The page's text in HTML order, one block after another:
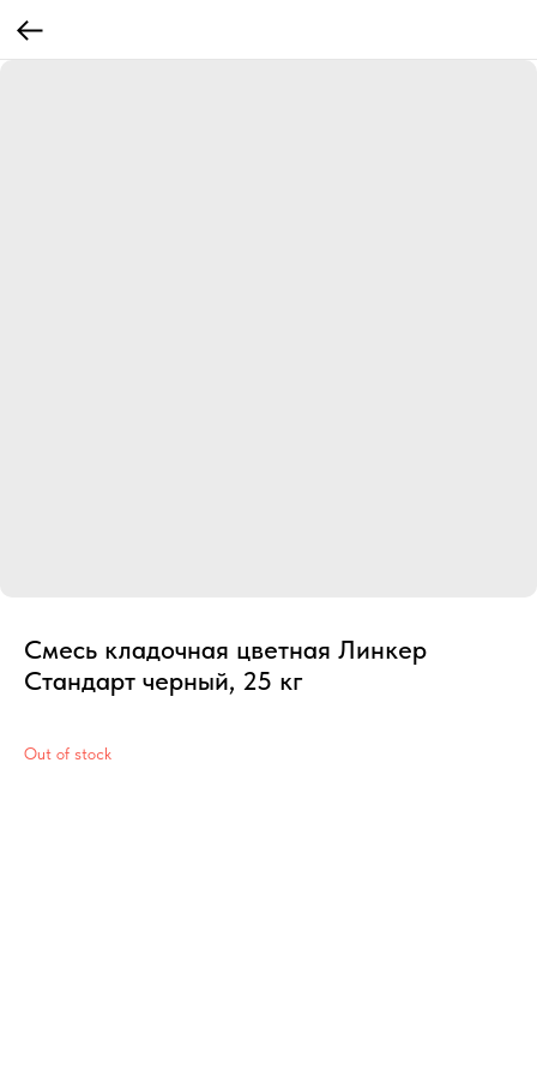
Смесь кладочная цветная Линкер
Стандарт черный, 25 кг
Out of stock